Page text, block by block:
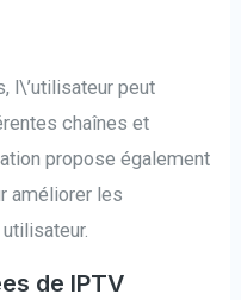
l\’utilisateur peut
chaînes et
propose également
améliorer les
de IPTV